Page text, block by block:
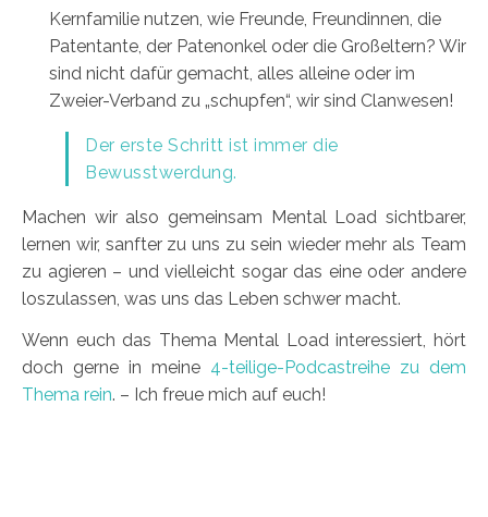
Kernfamilie nutzen, wie Freunde, Freundinnen, die
Patentante, der Patenonkel oder die Großeltern? Wir
sind nicht dafür gemacht, alles alleine oder im
Zweier-Verband zu „schupfen“, wir sind Clanwesen!
Der erste Schritt ist immer die
Bewusstwerdung.
Machen wir also gemeinsam Mental Load sichtbarer,
lernen wir, sanfter zu uns zu sein wieder mehr als Team
zu agieren – und vielleicht sogar das eine oder andere
loszulassen, was uns das Leben schwer macht.
Wenn euch das Thema Mental Load interessiert, hört
doch gerne in meine 4-teilige-Podcastreihe zu dem
Thema rein. – Ich freue mich auf euch!